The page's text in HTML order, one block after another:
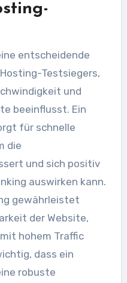
entscheidende
Testsiegers,
und
beeinflusst. Ein
für schnelle
die
und sich positiv
auswirken kann.
gewährleistet
der Website,
hohem Traffic
dass ein
robuste